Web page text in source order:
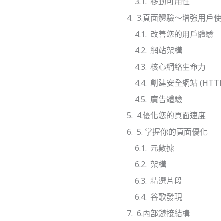
3.頁面體驗～增強用戶
改善您的用戶體驗
網站架構
核心網絡生命力
創建安全網站
廣告體驗
4.優化您的頁面速度
5. 掌握你的頁面優化
元數據
架構
精選片段
谷歌發現
6.內部鏈接結構